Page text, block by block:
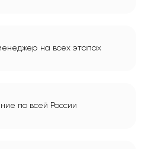
на всех этапах
по всей России